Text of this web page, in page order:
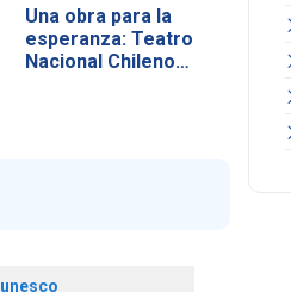
Una obra para la
esperanza: Teatro
Nacional Chileno…
unesco